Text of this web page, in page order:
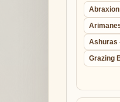
Ashuras
Grazing